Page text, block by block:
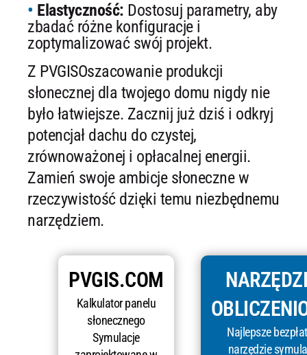
Elastyczność: Dostosuj parametry, aby
zbadać różne konfiguracje i
zoptymalizować swój projekt.
Z PVGISOszacowanie produkcji
słonecznej dla twojego domu nigdy nie
było łatwiejsze. Zacznij już dziś i odkryj
potencjał dachu do czystej,
zrównoważonej i opłacalnej energii.
Zamień swoje ambicje słoneczne w
rzeczywistość dzięki temu niezbędnemu
narzędziem.
PVGIS.COM
Kalkulator panelu
słonecznego
Symulacje
Najlepsze
narzędzie